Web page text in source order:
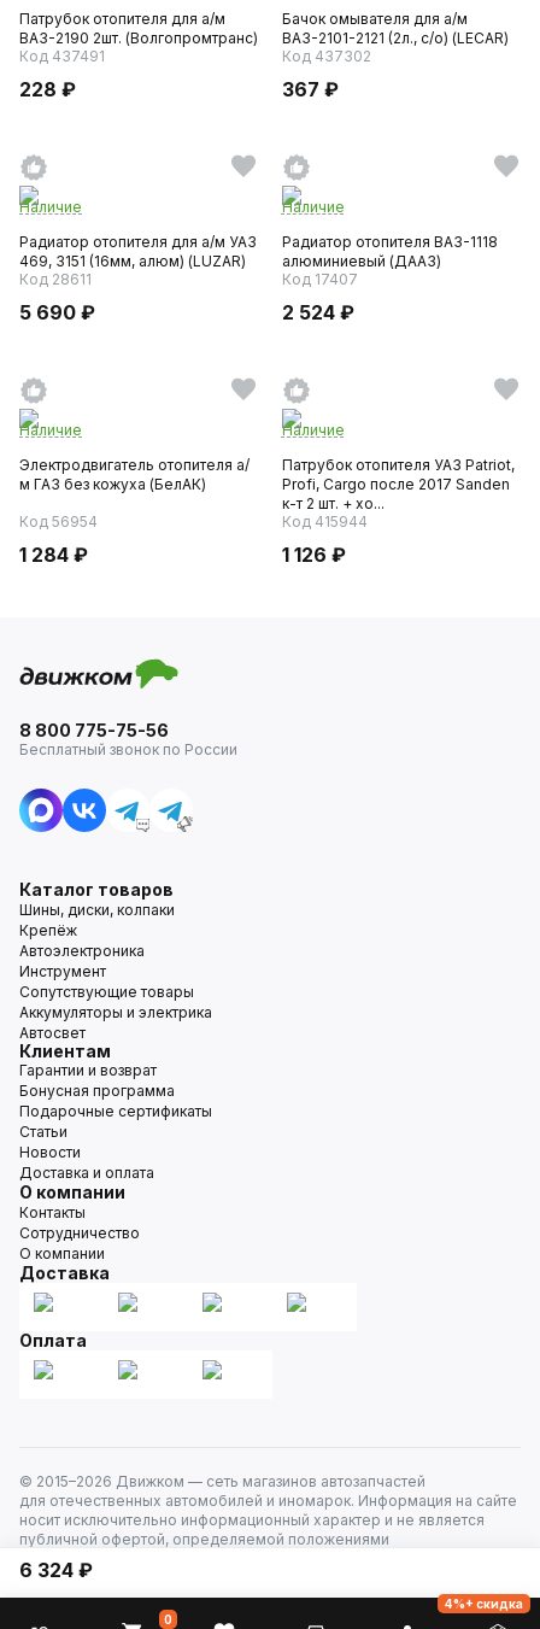
Патрубок отопителя для а/м
ВАЗ-2190 2шт. (Волгопромтранс)
Код 437491
228 ₽
Бачок омывателя для а/м
ВАЗ-2101-2121 (2л., с/о) (LECAR)
Код 437302
367 ₽
Наличие
Радиатор отопителя для а/м УАЗ
469, 3151 (16мм, алюм) (LUZAR)
Код 28611
5 690 ₽
Наличие
Радиатор отопителя ВАЗ-1118
алюминиевый (ДААЗ)
Код 17407
2 524 ₽
Наличие
Электродвигатель отопителя а/
м ГАЗ без кожуха (БелАК)
Код 56954
1 284 ₽
Наличие
Патрубок отопителя УАЗ Patriot,
Profi, Cargo после 2017 Sanden
к-т 2 шт. + хо...
Код 415944
1 126 ₽
6 324 ₽
8 800 775-75-56
Бесплатный звонок по России
Каталог товаров
Шины, диски, колпаки
Крепёж
Автоэлектроника
Инструмент
Сопутствующие товары
Аккумуляторы и электрика
Автосвет
Клиентам
Гарантии и возврат
Бонусная программа
Подарочные сертификаты
Статьи
Новости
Доставка и оплата
О компании
Контакты
Сотрудничество
О компании
Доставка
Оплата
© 2015–2026 Движком — сеть магазинов автозапчастей
для отечественных автомобилей и иномарок. Информация на сайте
носит исключительно информационный характер и не является
публичной офертой, определяемой положениями
0
4%+ скидка